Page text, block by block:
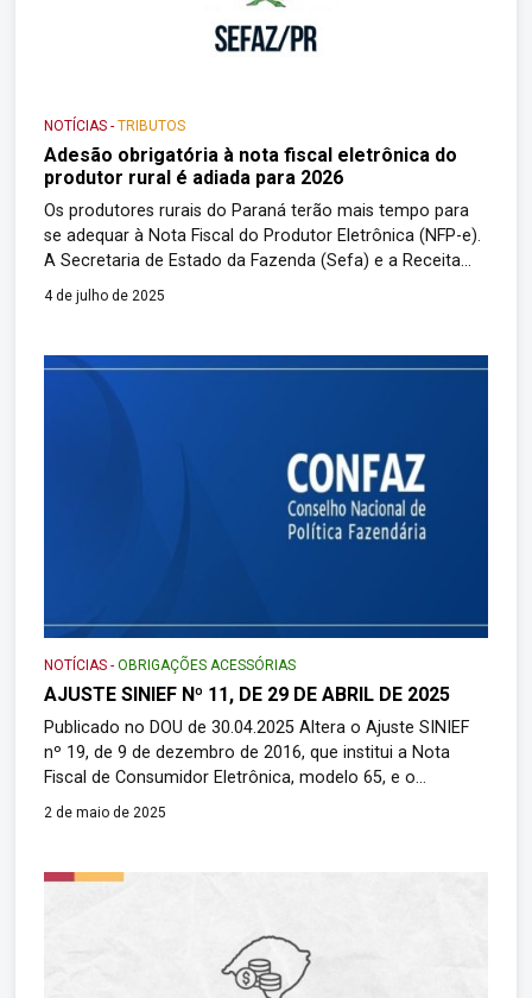
NOTÍCIAS -TRIBUTOS
Adesão obrigatória à nota fiscal eletrônica do
produtor rural é adiada para 2026
Os produtores rurais do Paraná terão mais tempo para
se adequar à Nota Fiscal do Produtor Eletrônica (NFP-e).
A Secretaria de Estado da Fazenda (Sefa) e a Receita
Estadual prorrogaram o prazo para que agricultores e
pequenos pecuaristas adotem o documento digital. Com
janeiro […]
4 de julho de 2025
NOTÍCIAS -OBRIGAÇÕES ACESSÓRIAS
AJUSTE SINIEF Nº 11, DE 29 DE ABRIL DE 2025
Publicado no DOU de 30.04.2025 Altera o Ajuste SINIEF
nº 19, de 9 de dezembro de 2016, que institui a Nota
Fiscal de Consumidor Eletrônica, modelo 65, e o
Documento Auxiliar da Nota Fiscal de Consumidor
Brasil, […]
2 de maio de 2025